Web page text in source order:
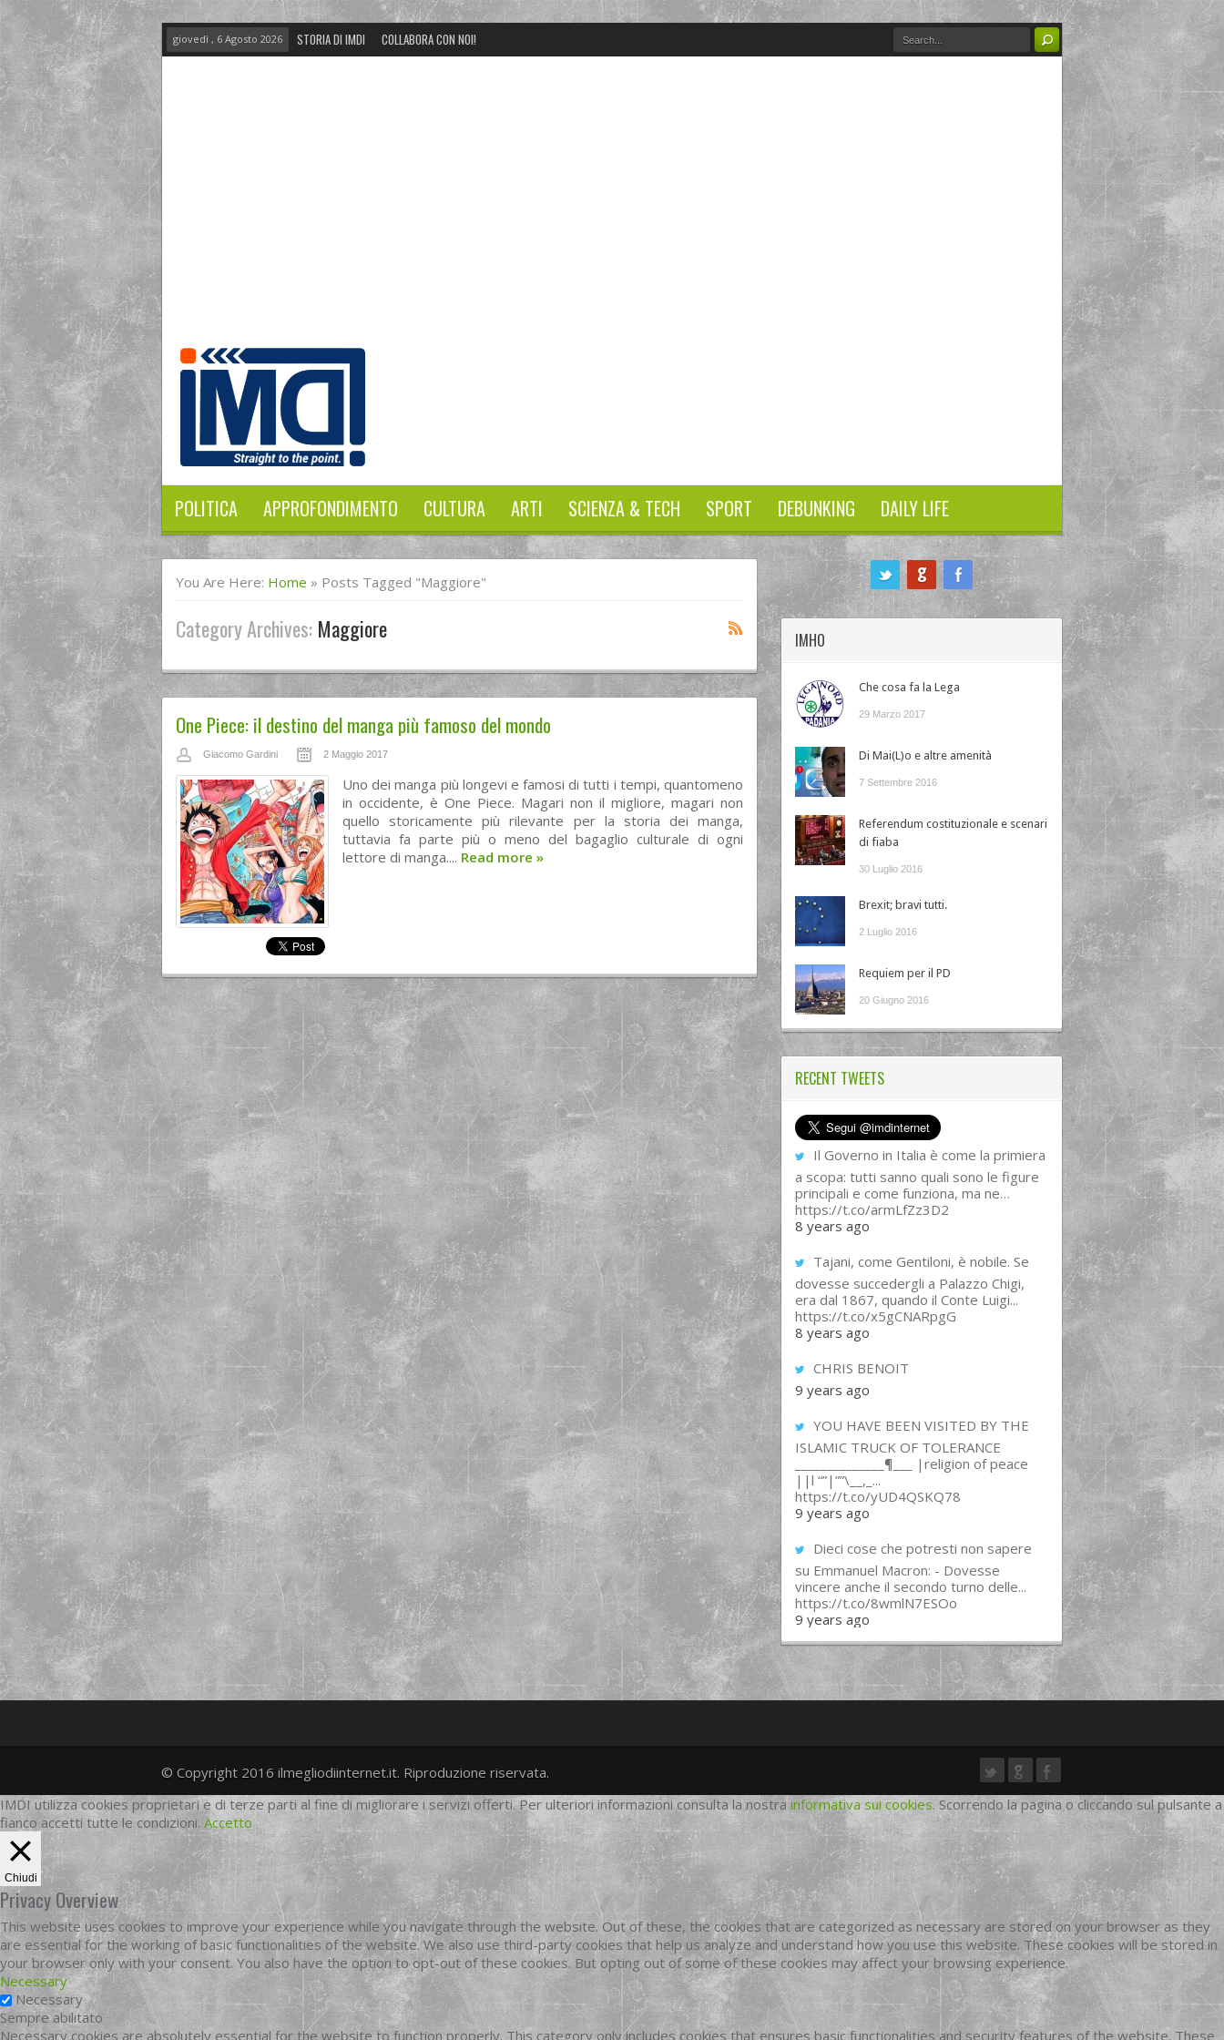
giovedì , 6 Agosto 2026 STORIA DI IMDI COLLABORA CON NOI!
POLITICA APPROFONDIMENTO CULTURA ARTI SCIENZA & TECH SPORT DEBUNKING DAILY LIFE
You Are Here: Home » Posts Tagged "Maggiore"
Category Archives: Maggiore
One Piece: il destino del manga più famoso del mondo
Giacomo Gardini 2 Maggio 2017
Uno dei manga più longevi e famosi di tutti i tempi, quantomeno
in occidente, è One Piece. Magari non il migliore, magari non
quello storicamente più rilevante per la storia dei manga,
tuttavia fa parte più o meno del bagaglio culturale di ogni
lettore di manga.... Read more »
IMHO
Che cosa fa la Lega
29 Marzo 2017
Di Mai(L)o e altre amenità
7 Settembre 2016
Referendum costituzionale e scenari
di fiaba
30 Luglio 2016
Brexit; bravi tutti.
2 Luglio 2016
Requiem per il PD
20 Giugno 2016
RECENT TWEETS
Il Governo in Italia è come la primiera
a scopa: tutti sanno quali sono le figure
principali e come funziona, ma ne…
https://t.co/armLfZz3D2
8 years ago
Tajani, come Gentiloni, è nobile. Se
dovesse succedergli a Palazzo Chigi,
era dal 1867, quando il Conte Luigi...
https://t.co/x5gCNARpgG
8 years ago
CHRIS BENOIT
9 years ago
YOU HAVE BEEN VISITED BY THE
ISLAMIC TRUCK OF TOLERANCE
______________¶___ |religion of peace
||l “”|””\__,_...
https://t.co/yUD4QSKQ78
9 years ago
Dieci cose che potresti non sapere
su Emmanuel Macron: - Dovesse
vincere anche il secondo turno delle...
https://t.co/8wmlN7ESOo
9 years ago
twittergoogleplus
facebook
© Copyright 2016 ilmegliodiinternet.it. Riproduzione riservata.
IMDI utilizza cookies proprietari e di terze parti al fine di migliorare i servizi offerti. Per ulteriori informazioni consulta la nostra informativa sui cookies. Scorrendo la pagina o cliccando sul pulsante a
fianco accetti tutte le condizioni. Accetto
Chiudi
Privacy Overview
This website uses cookies to improve your experience while you navigate through the website. Out of these, the cookies that are categorized as necessary are stored on your browser as they
are essential for the working of basic functionalities of the website. We also use third-party cookies that help us analyze and understand how you use this website. These cookies will be stored in
your browser only with your consent. You also have the option to opt-out of these cookies. But opting out of some of these cookies may affect your browsing experience.
Necessary
Necessary
Sempre abilitato
Necessary cookies are absolutely essential for the website to function properly. This category only includes cookies that ensures basic functionalities and security features of the website. These